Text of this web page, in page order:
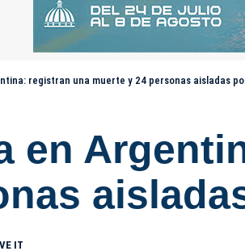
registran una muerte y 24 personas aisladas
en